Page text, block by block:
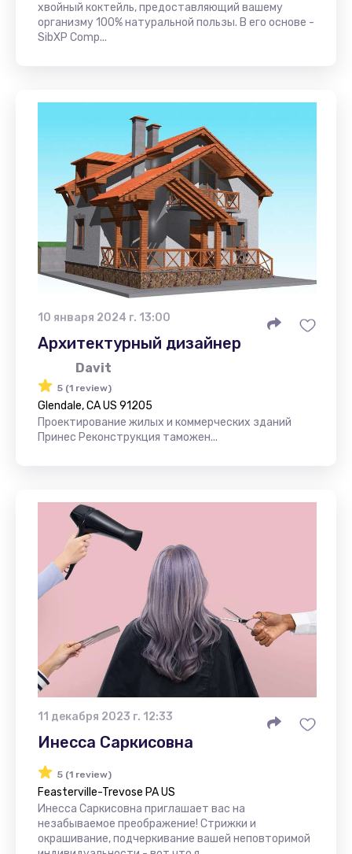
хвойный коктейль, предоставляющий вашему
организму 100% натуральной пользы. В его основе -
SibXP Comp...
10 января 2024 г. 13:00
Архитектурный дизайнер
Davit
5 (1 review)
Glendale, CA US 91205
Проектирование жилых и коммерческих зданий
Принес Реконструкция таможен...
11 декабря 2023 г. 12:33
Инесса Саркисовна
5 (1 review)
Feasterville-Trevose PA US
Инесса Саркисовна приглашает вас на
незабываемое преображение! Стрижки и
окрашивание, подчеркивание вашей неповторимой